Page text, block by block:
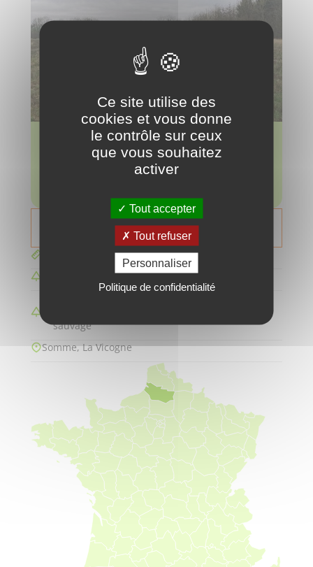
Réduction d'émissions anticipée
912 tonnes
Nous contacter
Chêne sessile, chêne pubescent, alisier
sauvage
Somme, La Vicogne
Ce site utilise des
cookies et vous donne
le contrôle sur ceux
que vous souhaitez
activer
Tout accepter
Tout refuser
Personnaliser
Politique de confidentialité